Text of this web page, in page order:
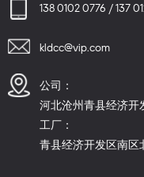
138 0102 0776 / 137
kldcc@vip.com
公司：
河北沧州青县经济开
工厂：
青县经济开发区南区